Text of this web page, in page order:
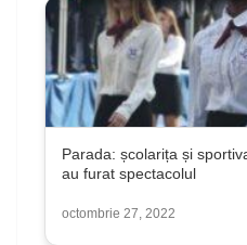
Parada: școlarița și
au furat spectacolul
octombrie 27, 2022